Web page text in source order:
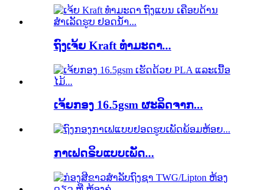
ຖົງເຈ້ຍ Kraft ທຳມະດາ...
ເຈ້ຍກອງ 16.5gsm ຜະລິດຈາກ...
ກາເຟດຣິບແບບເພັດ...